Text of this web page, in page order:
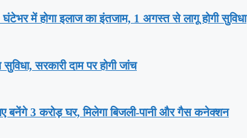
में होगा इलाज का इंतजाम, 1 अगस्‍त से लागू होगी सुविधा
सरकारी दाम पर होगी जांच
बनेंगे 3 करोड़ घर, म‍िलेगा बिजली-पानी और गैस कनेक्‍शन